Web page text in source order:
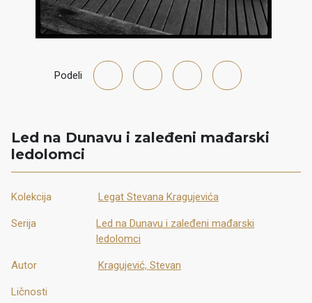
Podeli
Led na Dunavu i zaleđeni mađarski
ledolomci
Kolekcija Legat Stevana Kragujevića
Serija
Led na Dunavu i zaleđeni mađarski
ledolomci
Autor Kragujević, Stevan
Ličnosti